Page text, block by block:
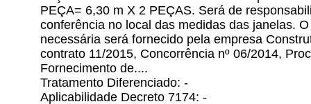
PEÇA= 6,30 m X 2 PEÇAS. Será de
conferência no local das medidas das janelas.
necessária será fornecido pela empresa
contrato 11/2015, Concorrência nº 06/2014,
Fornecimento de....
Tratamento Diferenciado: -
Aplicabilidade Decreto 7174: -